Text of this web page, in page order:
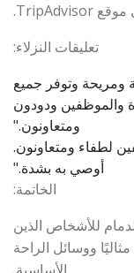
تعليقات النزلاء:
ومريحة وتوفر جميع
والموظفين ودودون
ومتعاونون."
لطفاء ومتعاونون.
أوصي به بشدة."
الخاتمة:
للأشخاص الذين
ووسائل الراحة